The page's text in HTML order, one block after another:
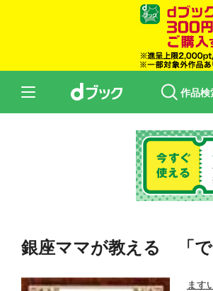
作品検
銀座ママが教える 「で
ます